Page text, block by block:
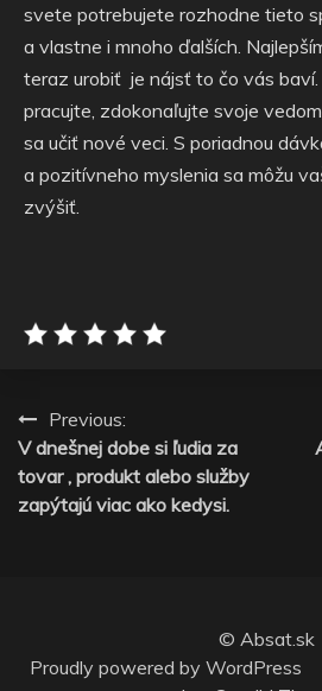
svete potrebujete rozhodne tieto
a vlastne i mnoho ďalších.
teraz urobiť je nájsť to čo vás
pracujte, zdokonaľujte svoje
sa učiť nové veci. S poriadnou
a pozitívneho myslenia sa môžu
zvýšiť.
Navigace
pro
příspěvek
Previous:
V dnešnej dobe si ľudia za
tovar , produkt alebo služby
zapýtajú viac ako kedysi.
© Absat.sk
Proudly powered by WordPress